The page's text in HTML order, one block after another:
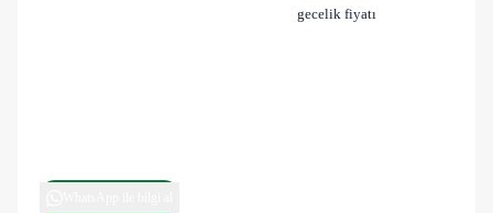
gecelik fiyatı